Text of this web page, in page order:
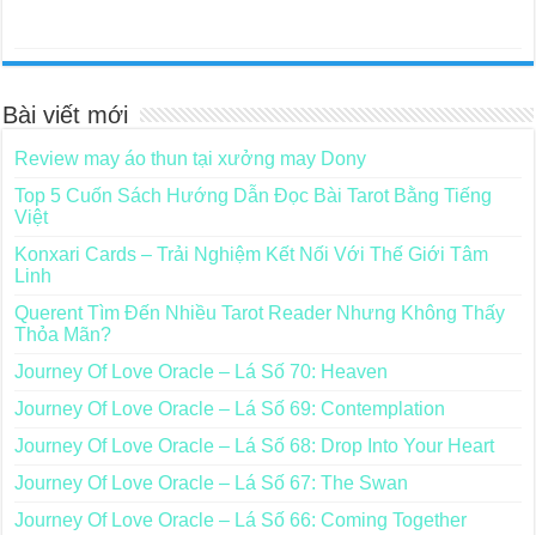
Bài viết mới
Review may áo thun tại xưởng may Dony
Top 5 Cuốn Sách Hướng Dẫn Đọc Bài Tarot Bằng Tiếng
Việt
Konxari Cards – Trải Nghiệm Kết Nối Với Thế Giới Tâm
Linh
Querent Tìm Đến Nhiều Tarot Reader Nhưng Không Thấy
Thỏa Mãn?
Journey Of Love Oracle – Lá Số 70: Heaven
Journey Of Love Oracle – Lá Số 69: Contemplation
Journey Of Love Oracle – Lá Số 68: Drop Into Your Heart
Journey Of Love Oracle – Lá Số 67: The Swan
Journey Of Love Oracle – Lá Số 66: Coming Together